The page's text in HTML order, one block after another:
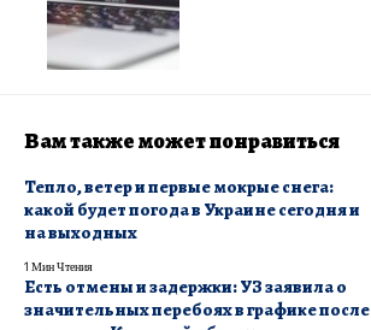
Вам также может понравиться
Тепло, ветер и первые мокрые снега:
какой будет погода в Украине сегодня и
на выходных
1 Мин Чтения
Есть отмены и задержки: УЗ заявила о
значительных перебоях в графике после